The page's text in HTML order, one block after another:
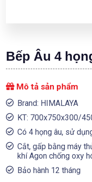
Bếp Âu 4
Mô tả sản phẩm
Brand: HIMALAYA
KT: 700x750x300/
Có 4 họng âu, sử
Cắt, gấp bằng máy
khí Agon chống oxy
Bảo hành 12 tháng